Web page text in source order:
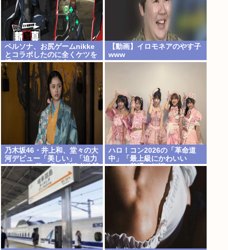
ペルソナ、お尻ゲームnikke
とコラボしたのに全くケツを
揺らさないため炎上
【動画】イロモネアのやす子
www
乃木坂46・井上和、堂々の大
河デビュー「美しい」「迫力
あった」 茶々役で視聴者称賛
ハロ！コン2026の「革命道
中」「最上級にかわいい
の！」普通に好評www